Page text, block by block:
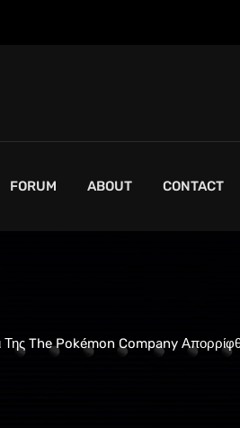
το 2027”
FORUM ABOUT CONTACT
The Pokémon Company